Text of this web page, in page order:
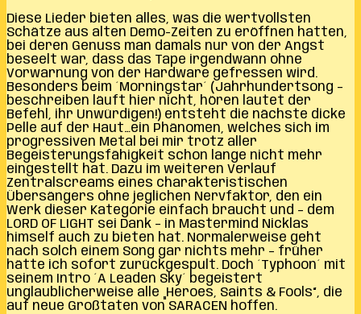
Diese Lieder bieten alles, was die wertvollsten
Schätze aus alten Demo-Zeiten zu eröffnen hatten,
bei deren Genuss man damals nur von der Angst
beseelt war, dass das Tape irgendwann ohne
Vorwarnung von der Hardware gefressen wird.
Besonders beim ´Morningstar´ (Jahrhundertsong –
beschreiben läuft hier nicht, hören lautet der
Befehl, ihr Unwürdigen!) entsteht die nächste dicke
Pelle auf der Haut…ein Phänomen, welches sich im
progressiven Metal bei mir trotz aller
Begeisterungsfähigkeit schon lange nicht mehr
eingestellt hat. Dazu im weiteren Verlauf
Zentralscreams eines charakteristischen
Übersängers ohne jeglichen Nervfaktor, den ein
Werk dieser Kategorie einfach braucht und – dem
LORD OF LIGHT sei Dank – in Mastermind Nicklas
himself auch zu bieten hat. Normalerweise geht
nach solch einem Song gar nichts mehr – früher
hätte ich sofort zurückgespult. Doch ´Typhoon´ mit
seinem Intro ´A Leaden Sky´ begeistert
unglaublicherweise alle „Heroes, Saints & Fools“, die
auf neue Großtaten von SARACEN hoffen.